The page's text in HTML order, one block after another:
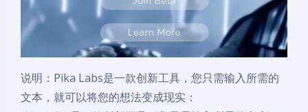
说明：Pika Labs是一款创新工具，您只需输入所需的
文本，就可以将您的想法变成现实：